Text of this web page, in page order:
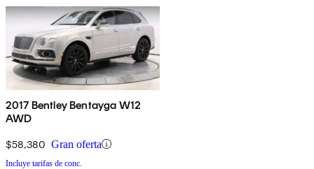
2017 Bentley Bentayga W12
AWD
$58,380 Gran oferta
Incluye tarifas de conc.